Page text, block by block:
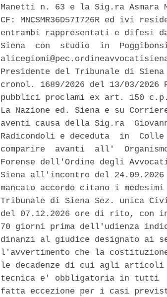
Manetti n. 63 e la Sig.ra Asmara
CF: MNCSMR36D57I726R ed ivi
entrambi rappresentati e difesi
Siena  con  studio  in
Presidente del Tribunale di Siena
cronol. 1689/2026 del 13/03/
pubblici proclami ex art. 150
La Nazione ed. Siena e su
aventi causa della Sig.ra
Radicondoli e deceduta  in
comparire  avanti  all'
Forense dell'Ordine degli
Siena all'incontro del
mancato accordo citano i
Tribunale di Siena Sez. unica
del 07.12.2026 ore di rito,
70 giorni prima dell'udienza
dinanzi al giudice designato ai
l'avvertimento che la
le decadenze di cui agli
tecnica e' obbligatoria in
fatta eccezione per i casi